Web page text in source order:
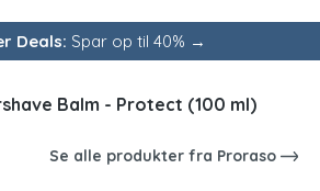
Deals: Spar op til 40% →
Balm - Protect (100 ml)
Se alle produkter fra Proraso